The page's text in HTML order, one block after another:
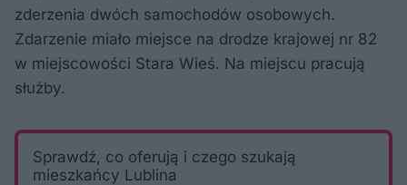
zderzenia dwóch samochodów osobowych.
Zdarzenie miało miejsce na drodze krajowej nr 82
w miejscowości Stara Wieś. Na miejscu pracują
służby.
Sprawdź, co oferują i czego szukają
mieszkańcy Lublina